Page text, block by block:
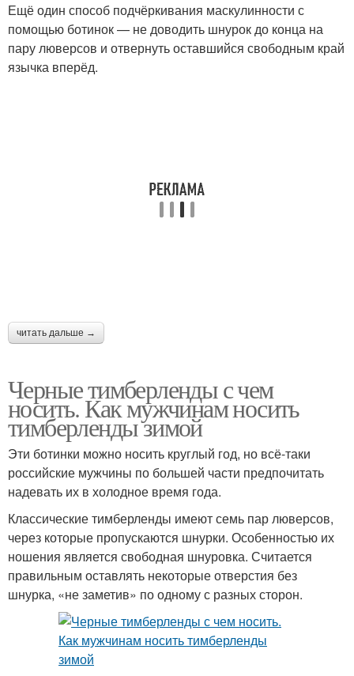
Ещё один способ подчёркивания маскулинности с
помощью ботинок — не доводить шнурок до конца на
пару люверсов и отвернуть оставшийся свободным край
язычка вперёд.
читать дальше →
Черные тимберленды с чем
носить. Как мужчинам носить
тимберленды зимой
Эти ботинки можно носить круглый год, но всё-таки
российские мужчины по большей части предпочитать
надевать их в холодное время года.
Классические тимберленды имеют семь пар люверсов,
через которые пропускаются шнурки. Особенностью их
ношения является свободная шнуровка. Считается
правильным оставлять некоторые отверстия без
шнурка, «не заметив» по одному с разных сторон.